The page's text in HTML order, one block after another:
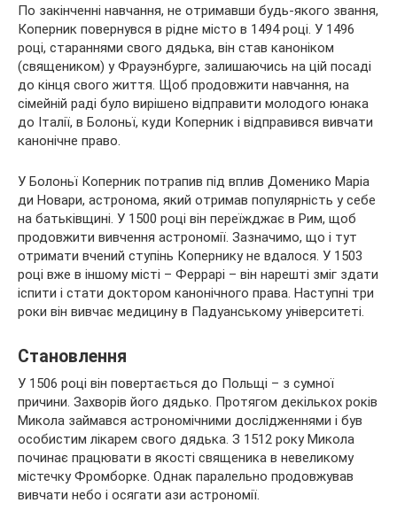
По закінченні навчання, не отримавши будь-якого звання,
Коперник повернувся в рідне місто в 1494 році. У 1496
році, стараннями свого дядька, він став каноніком
(священиком) у Фрауэнбурге, залишаючись на цій посаді
до кінця свого життя. Щоб продовжити навчання, на
сімейній раді було вирішено відправити молодого юнака
до Італії, в Болоньї, куди Коперник і відправився вивчати
канонічне право.
У Болоньї Коперник потрапив під вплив Доменико Маріа
ди Новари, астронома, який отримав популярність у себе
на батьківщині. У 1500 році він переїжджає в Рим, щоб
продовжити вивчення астрономії. Зазначимо, що і тут
отримати вчений ступінь Копернику не вдалося. У 1503
році вже в іншому місті – Феррарі – він нарешті зміг здати
іспити і стати доктором канонічного права. Наступні три
роки він вивчає медицину в Падуанському університеті.
Становлення
У 1506 році він повертається до Польщі – з сумної
причини. Захворів його дядько. Протягом декількох років
Микола займався астрономічними дослідженнями і був
особистим лікарем свого дядька. З 1512 року Микола
починає працювати в якості священика в невеликому
містечку Фромборке. Однак паралельно продовжував
вивчати небо і осягати ази астрономії.